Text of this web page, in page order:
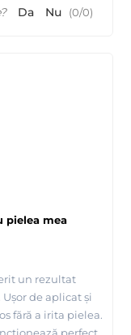
Da Nu (0/0)
pielea mea
un rezultat
de aplicat și
fără a irita pielea.